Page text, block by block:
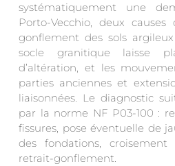
systématiquement une
Porto-Vecchio, deux
gonflement des sols
socle granitique laisse
d’altération, et les
parties anciennes et
liaisonnées. Le diagnostic
par la norme NF P03-100 :
fissures, pose éventuelle de
des fondations,
retrait-gonflement.